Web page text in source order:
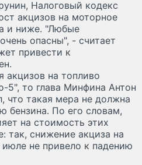
Налоговый кодекс
акцизов на моторное
и ниже. "Любые
опасны", - считает
привести к
акцизов на топливо
5", то глава Минфина Антон
что такая мера не должна
бензина. По его словам,
на стоимость этих
так, снижение акциза на
июле не привело к падению